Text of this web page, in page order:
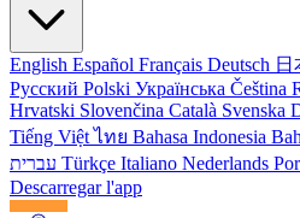
English Español Français Deutsch 日
Русский Polski Українська Čeština
Hrvatski Slovenčina Català Svenska
Tiếng Việtไทย Bahasa Indonesia
Türkçe Italiano Nederlands
Descarregar l'app